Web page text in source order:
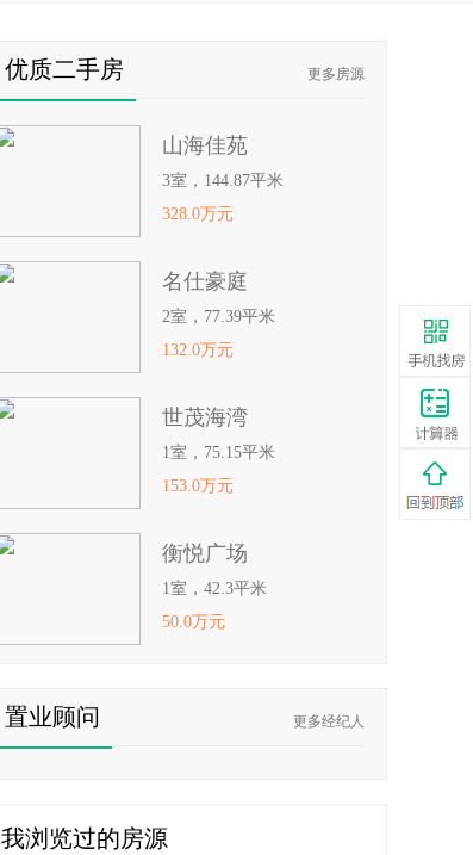
优质二手房 更多房源
山海佳苑
3室，144.87平米
328.0万元
名仕豪庭
2室，77.39平米
132.0万元
世茂海湾
1室，75.15平米
153.0万元
衡悦广场
1室，42.3平米
50.0万元
置业顾问 更多经纪人
我浏览过的房源